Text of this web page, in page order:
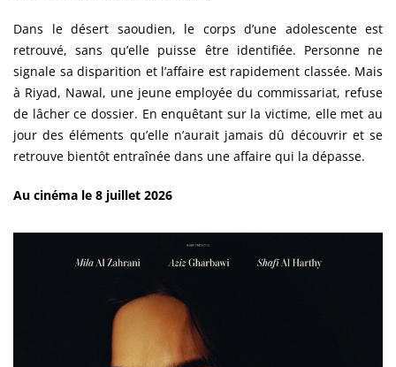
Dans le désert saoudien, le corps d’une adolescente est
retrouvé, sans qu’elle puisse être identifiée. Personne ne
signale sa disparition et l’affaire est rapidement classée. Mais
à Riyad, Nawal, une jeune employée du commissariat, refuse
de lâcher ce dossier. En enquêtant sur la victime, elle met au
jour des éléments qu’elle n’aurait jamais dû découvrir et se
retrouve bientôt entraînée dans une affaire qui la dépasse.
Au cinéma le 8 juillet 2026